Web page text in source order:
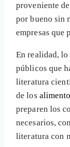
proveniente
por bueno sin
empresas que
En realidad,
públicos que
literatura
de los
preparen los
necesarios,
literatura con